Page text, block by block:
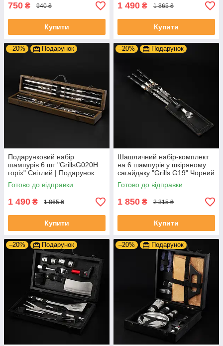
750 ₴ 940 ₴
Купити
1 490 ₴ 1 865 ₴
Купити
–20% Подарунок
Подарунковий набір
шампурів 6 шт "GrillsG020H
горіх" Світлий | Подарунок
для чоловіка, батька, сина
Готово до відправки
1 490 ₴ 1 865 ₴
Купити
–20% Подарунок
Шашличний набір-комплект
на 6 шампурів у шкіряному
сагайдаку "Grills G19" Чорний
| Гравіювання на замовлення
Готово до відправки
1 850 ₴ 2 315 ₴
Купити
–20% Подарунок –20% Подарунок